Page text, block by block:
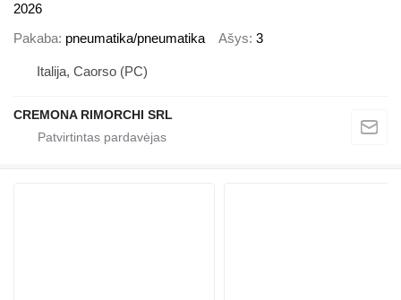
2026
Pakaba pneumatika/pneumatika Ašys 3
Italija, Caorso (PC)
CREMONA RIMORCHI SRL